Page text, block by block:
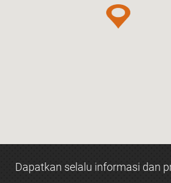
Dapatkan selalu informasi dan